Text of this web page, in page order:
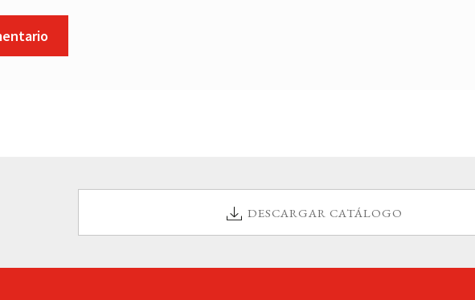
DESCARGAR CATÁLOGO